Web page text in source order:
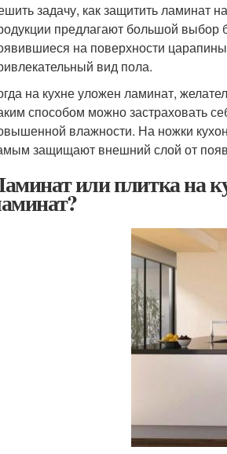
задачу, как защитить ламинат
предлагают большой выбор
на поверхности
вид пола.
на кухне уложен ламинат,
способом можно застраховать
влажности. На ножки
защищают внешний слой от
или плитка на